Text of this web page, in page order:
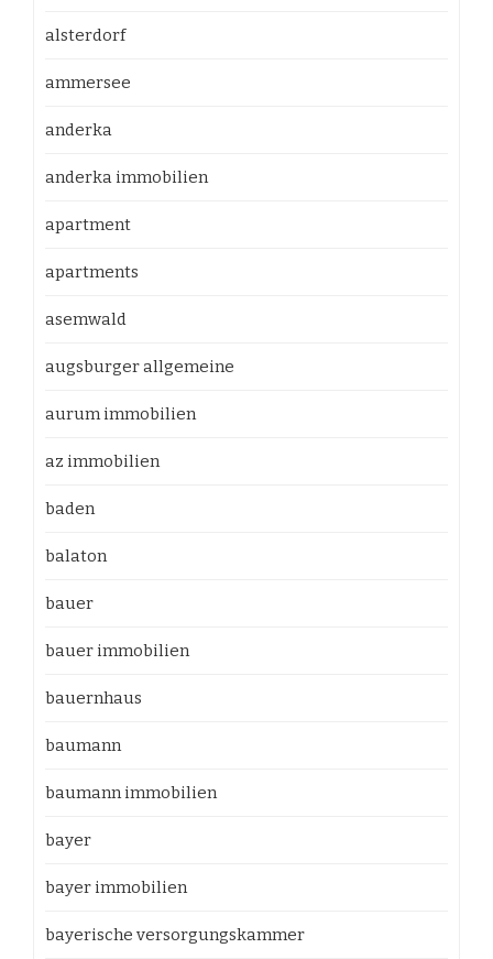
alsterdorf
ammersee
anderka
anderka immobilien
apartment
apartments
asemwald
augsburger allgemeine
aurum immobilien
az immobilien
baden
balaton
bauer
bauer immobilien
bauernhaus
baumann
baumann immobilien
bayer
bayer immobilien
bayerische versorgungskammer